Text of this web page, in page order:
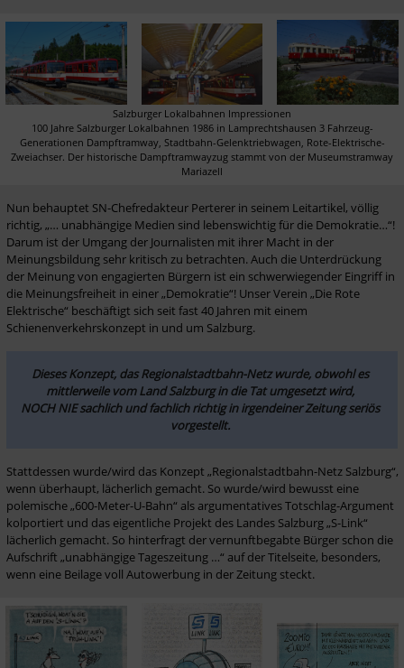
Salzburger Lokalbahnen Impressionen
100 Jahre Salzburger Lokalbahnen 1986 in Lamprechtshausen 3 Fahrzeug-
Generationen Dampftramway, Stadtbahn-Gelenktriebwagen, Rote-Elektrische-
Zweiachser. Der historische Dampftramwayzug stammt von der Museumstramway
Mariazell
Nun behauptet SN-Chefredakteur Perterer in seinem Leitartikel, völlig
richtig, „… unabhängige Medien sind lebenswichtig für die Demokratie…“!
Darum ist der Umgang der Journalisten mit ihrer Macht in der
Meinungsbildung sehr kritisch zu betrachten. Auch die Unterdrückung
der Meinung von engagierten Bürgern ist ein schwerwiegender Eingriff in
die Meinungsfreiheit in einer „Demokratie“! Unser Verein „Die Rote
Elektrische“ beschäftigt sich seit fast 40 Jahren mit einem
Schienenverkehrskonzept in und um Salzburg.
Dieses Konzept, das Regionalstadtbahn-Netz wurde, obwohl es
mittlerweile vom Land Salzburg in die Tat umgesetzt wird,
NOCH NIE sachlich und fachlich richtig in irgendeiner Zeitung seriös
vorgestellt.
Stattdessen wurde/wird das Konzept „Regionalstadtbahn-Netz Salzburg“,
wenn überhaupt, lächerlich gemacht. So wurde/wird bewusst eine
polemische „600-Meter-U-Bahn“ als argumentatives Totschlag-Argument
kolportiert und das eigentliche Projekt des Landes Salzburg „S-Link“
lächerlich gemacht. So hinterfragt der vernunftbegabte Bürger schon die
Aufschrift „unabhängige Tageszeitung …“ auf der Titelseite, besonders,
wenn eine Beilage voll Autowerbung in der Zeitung steckt.